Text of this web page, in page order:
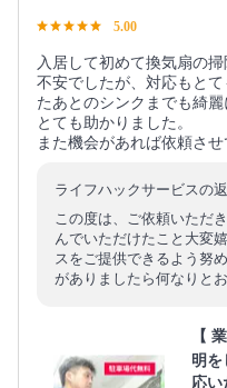
5.00
入居して初めて換気扇の掃
不安でしたが、対応もと
たあとのシンクまでも綺麗
とても助かりました。
また機会があれば依頼させ
ライフハックサービスの
この度は、ご依頼いただ
んでいただけたこと大変
スをご提供できるよう努
がありましたら何なりと
【
明を
応い